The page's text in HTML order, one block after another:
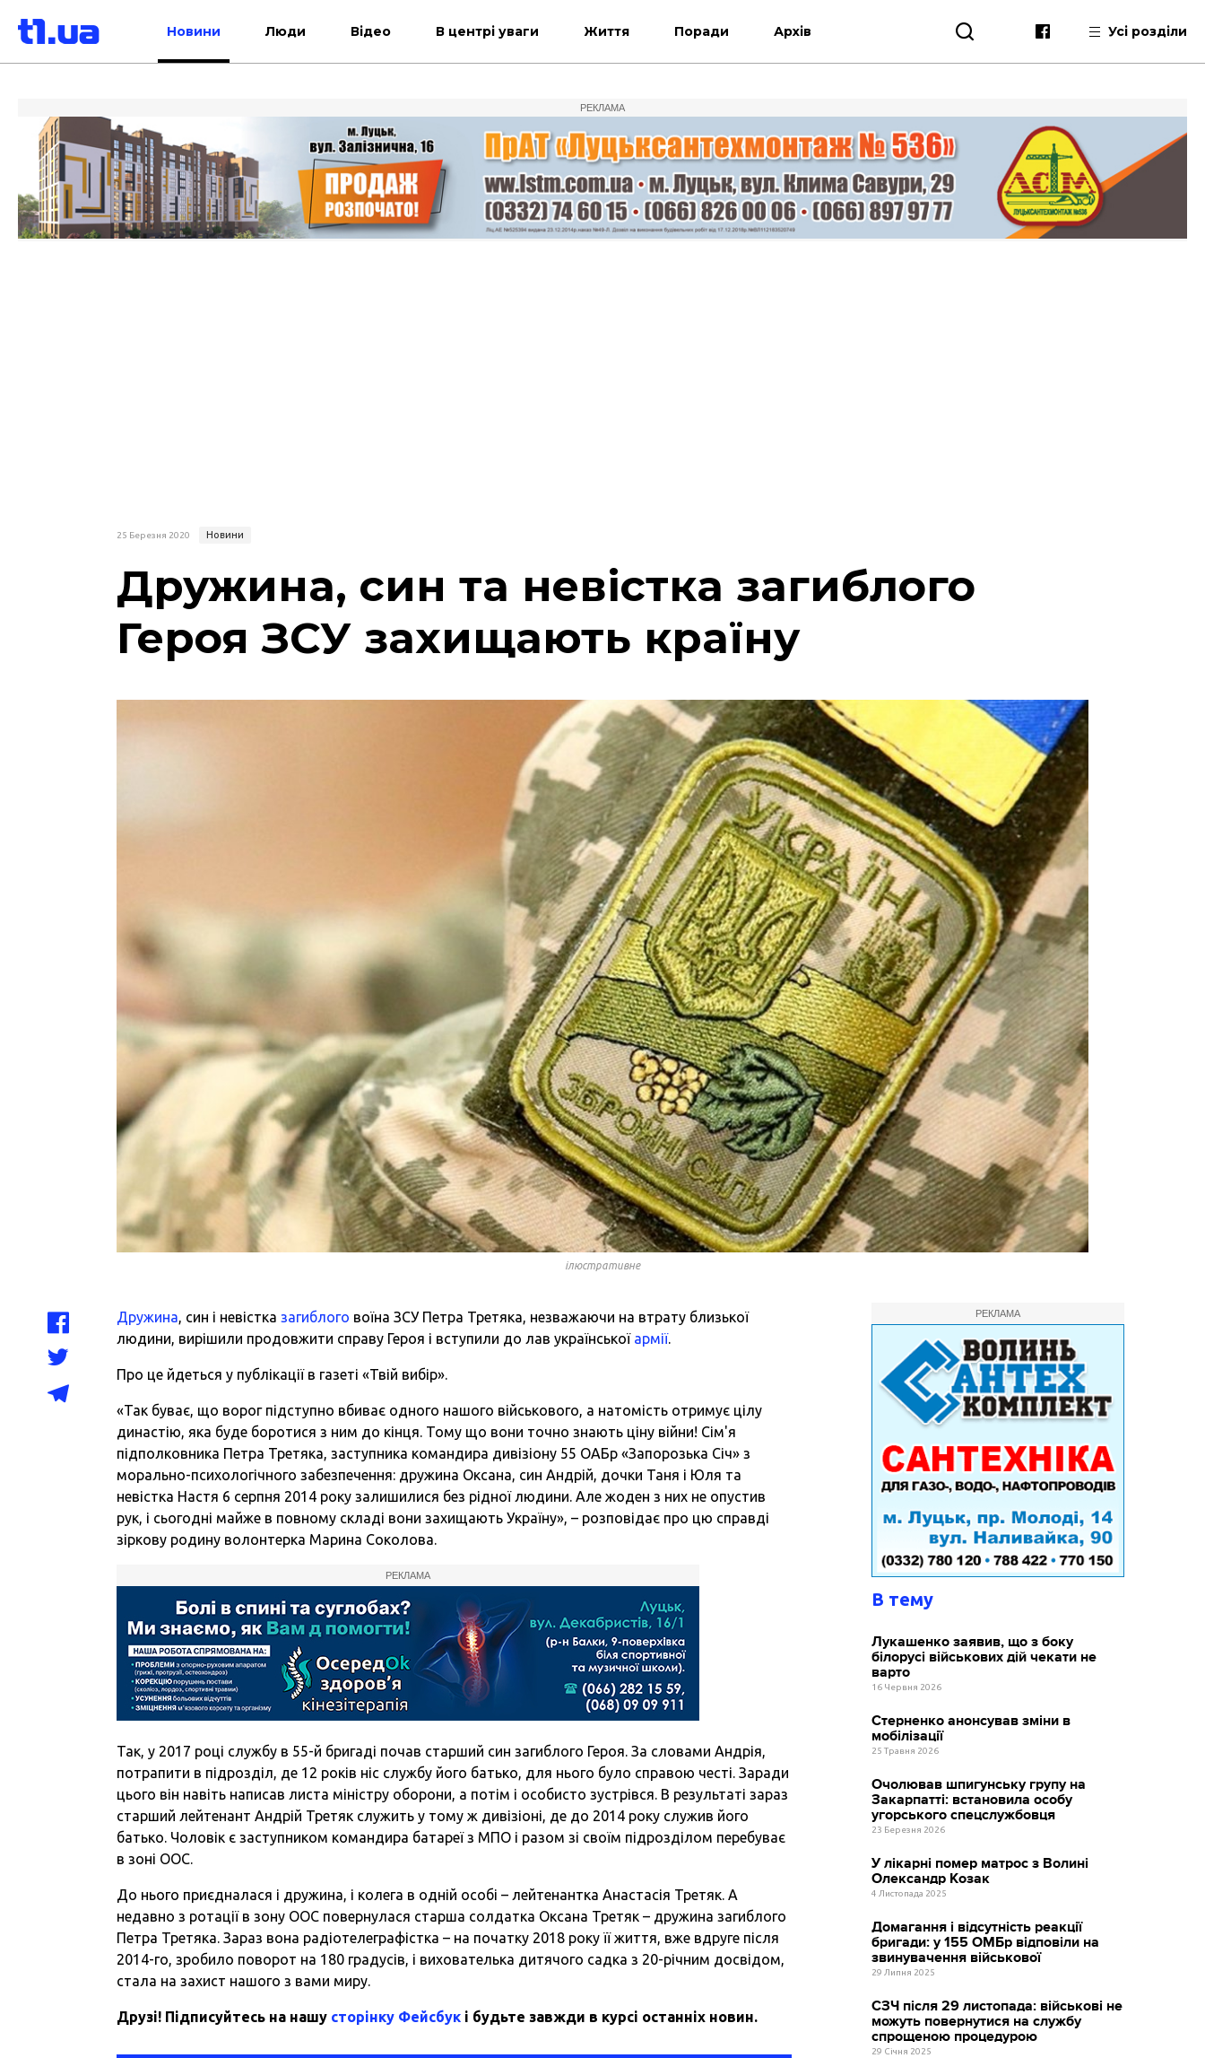
Новини Люди Відео В центрі уваги Життя Поради Архів Усі розділи
РЕКЛАМА
25 Березня 2020 Новини
Дружина, син та невістка загиблого
Героя ЗСУ захищають країну
ілюстративне
Дружина, син і невістказагиблого воїна ЗСУ Петра Третяка, незважаючи на втрату близької
людини, вирішили продовжити справу Героя і вступили до лав української армії.
Про це йдеться у публікації в газеті «Твій вибір».
«Так буває, що ворог підступно вбиває одного нашого військового, а натомість отримує цілу
династію, яка буде боротися з ним до кінця. Тому що вони точно знають ціну війни! Сім'я
підполковника Петра Третяка, заступника командира дивізіону 55 ОАБр «Запорозька Січ» з
морально-психологічного забезпечення: дружина Оксана, син Андрій, дочки Таня і Юля та
невістка Настя 6 серпня 2014 року залишилися без рідної людини. Але жоден з них не опустив
рук, і сьогодні майже в повному складі вони захищають Україну», – розповідає про цю справді
зіркову родину волонтерка Марина Соколова.
РЕКЛАМА
Так, у 2017 році службу в 55-й бригаді почав старший син загиблого Героя. За словами Андрія,
потрапити в підрозділ, де 12 років ніс службу його батько, для нього було справою честі. Заради
цього він навіть написав листа міністру оборони, а потім і особисто зустрівся. В результаті зараз
старший лейтенант Андрій Третяк служить у тому ж дивізіоні, де до 2014 року служив його
батько. Чоловік є заступником командира батареї з МПО і разом зі своїм підрозділом перебуває
в зоні ООС.
До нього приєдналася і дружина, і колега в одній особі – лейтенантка Анастасія Третяк. А
недавно з ротації в зону ООС повернулася старша солдатка Оксана Третяк – дружина загиблого
Петра Третяка. Зараз вона радіотелеграфістка – на початку 2018 року її життя, вже вдруге після
2014-го, зробило поворот на 180 градусів, і вихователька дитячого садка з 20-річним досвідом,
стала на захист нашого з вами миру.
Друзі! Підписуйтесь на нашу сторінку Фейсбук і будьте завжди в курсі останніх новин.
РЕКЛАМА
В тему
Лукашенко заявив, що з боку
білорусі військових дій чекати не
варто
16 Червня 2026
Стерненко анонсував зміни в
мобілізації
25 Травня 2026
Очолював шпигунську групу на
Закарпатті: встановила особу
угорського спецслужбовця
23 Березня 2026
У лікарні помер матрос з Волині
Олександр Козак
4 Листопада 2025
Домагання і відсутність реакції
бригади: у 155 ОМБр відповіли на
звинувачення військової
29 Липня 2025
СЗЧ після 29 листопада: військові не
можуть повернутися на службу
спрощеною процедурою
29 Січня 2025